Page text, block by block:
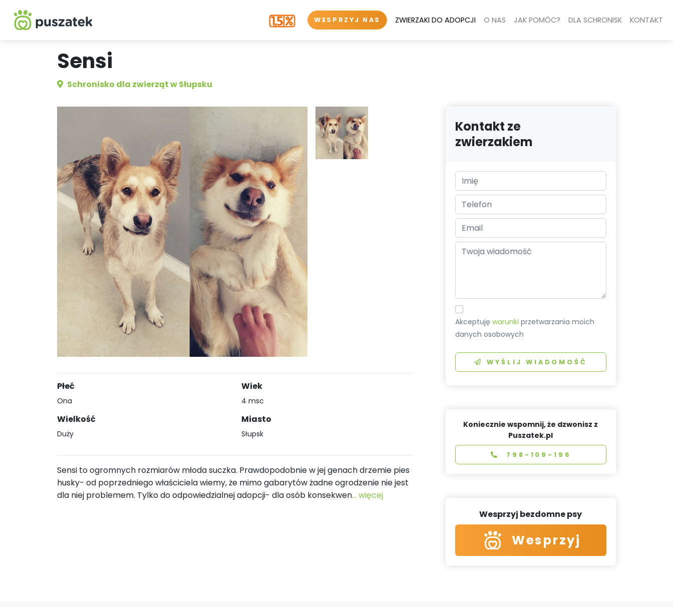
WESPRZYJ NAS ZWIERZAKI DO ADOPCJI O NAS JAK POMÓC? DLA SCHRONISK KONTAKT
Sensi
Schronisko dla zwierząt w Słupsku
Płeć
Ona
Wielkość
Duży
Wiek
4 msc
Miasto
Słupsk
Sensi to ogromnych rozmiarów młoda suczka. Prawdopodobnie w jej genach drzemie pies
husky- od poprzedniego właściciela wiemy, że mimo gabarytów żadne ogrodzenie nie jest
dla niej problemem. Tylko do odpowiedzialnej adopcji- dla osób konsekwen... więcej
Kontakt ze
zwierzakiem
Akceptujęwarunki przetwarzania moich
danych osobowych
WYŚLIJ WIADOMOŚĆ
Koniecznie wspomnij, że dzwonisz z
Puszatek.pl
798-109-196
Wesprzyj bezdomne psy
Wesprzyj